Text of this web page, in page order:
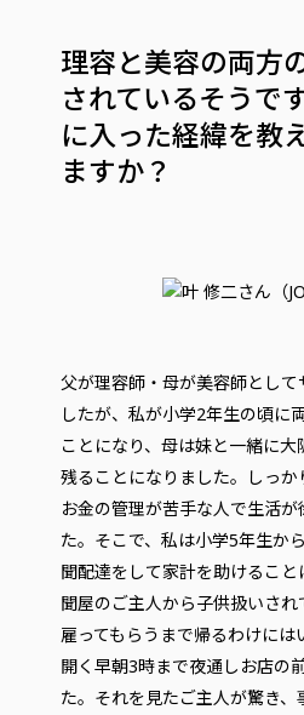
理容と美容の両方
されているそうで
に入った経緯を教
ますか？
父が理容師・母が美容師とし
したが、私が小学2年生の頃に
ことになり、母は妹と一緒に
残ることになりました。しっ
お金の管理が苦手な人で生活
た。そこで、私は小学5年生か
聞配達をして家計を助けるこ
聞屋のご主人から子供扱いされ
雇ってもらうまで帰るわけには
開く早朝3時まで夜通しお店の
た。それを見たご主人が驚き、